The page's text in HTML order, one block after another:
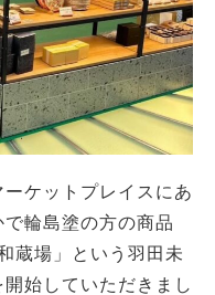
ケットプレイスにあ
輪島塗の方の商品
蔵場」という羽田未
始していただきまし